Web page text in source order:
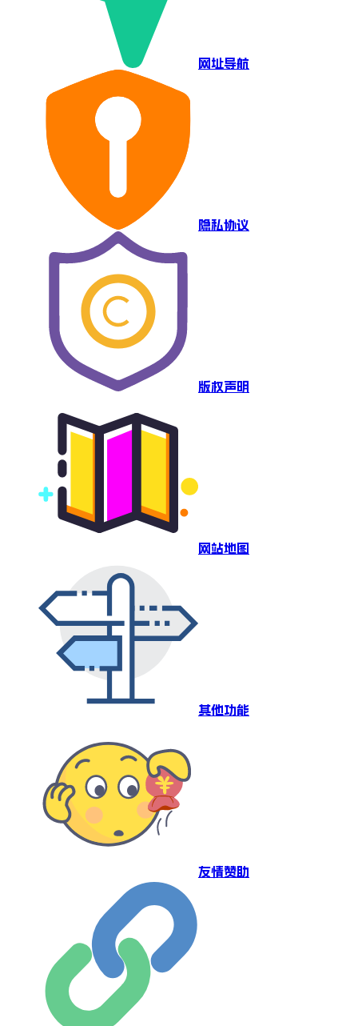
网址导航
隐私协议
版权声明
网站地图
其他功能
友情赞助